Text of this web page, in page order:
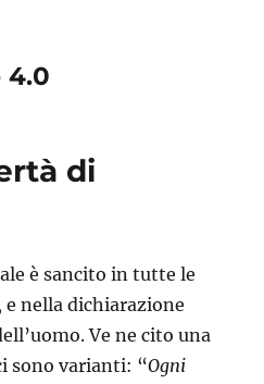
4.0
di
è sancito in tutte le
nella dichiarazione
Ve ne cito una
sono varianti: “Ogni